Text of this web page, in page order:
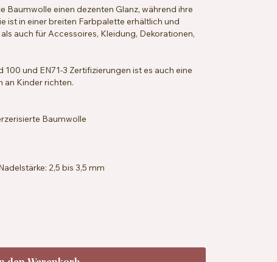
Baumwolle einen dezenten Glanz, während ihre
ist in einer breiten Farbpalette erhältlich und
auch für Accessoires, Kleidung, Dekorationen,
100 und EN71-3 Zertifizierungen ist es auch eine
an Kinder richten.
Baumwolle
2,5 bis 3,5 mm
100, EN71-3
bei 40 °C
Farbstoffwasser